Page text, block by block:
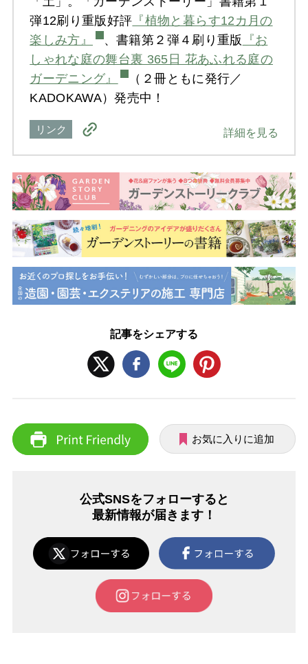
弾12刷り重版好評 『植物と暮らす12カ月の
楽しみ方』
、書籍第２弾４刷り重版
『お
しゃれな庭の舞台裏 365日 花あふれる庭の
ガーデニング』
（２冊ともに発行／
KADOKAWA）発売中！
リンク 詳細を見る
記事をシェアする
お気に入りに追加
公式SNSをフォローすると
最新情報が届きます！